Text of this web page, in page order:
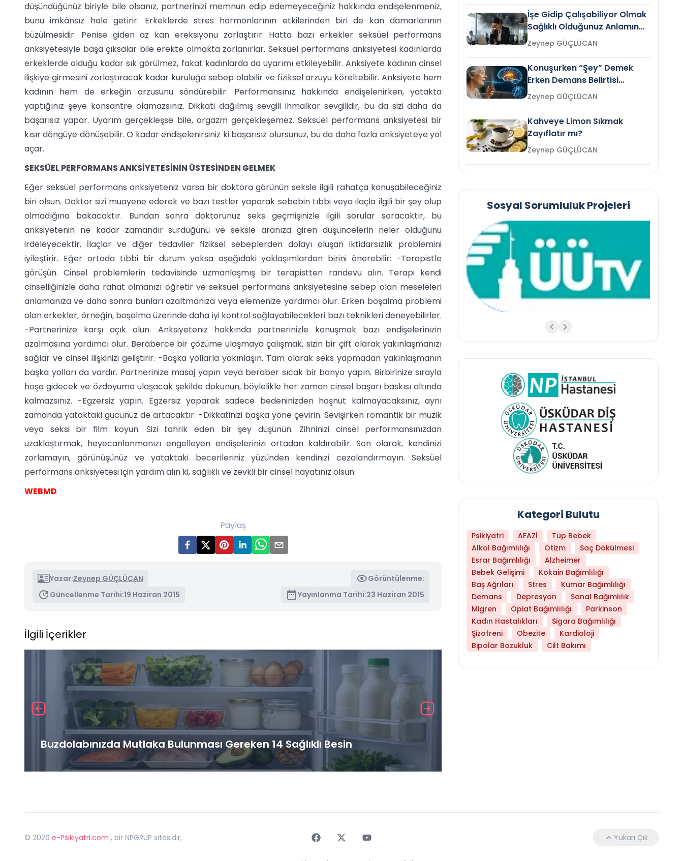
düşündüğünüz biriyle bile olsanız, partnerinizi memnun edip edemeyeceğiniz hakkında endişelenmeniz,
bunu imkânsız hale getirir. Erkeklerde stres hormonlarının etkilerinden biri de kan damarlarının
büzülmesidir. Penise giden az kan ereksiyonu zorlaştırır. Hatta bazı erkekler seksüel performans
anksiyetesiyle başa çıksalar bile erekte olmakta zorlanırlar. Seksüel performans anksiyetesi kadınlarda
erkeklerde olduğu kadar sık görülmez, fakat kadınlarda da uyarımı etkileyebilir. Anksiyete kadının cinsel
ilişkiye girmesini zorlaştıracak kadar kuruluğa sebep olabilir ve fiziksel arzuyu köreltebilir. Anksiyete hem
kadının hem de erkeğin arzusunu söndürebilir. Performansınız hakkında endişelenirken, yatakta
yaptığınız şeye konsantre olamazsınız. Dikkati dağılmış sevgili ihmalkar sevgilidir, bu da sizi daha da
başarısız yapar. Uyarım gerçekleşse bile, orgazm gerçekleşemez. Seksüel performans anksiyetesi bir
kısır döngüye dönüşebilir. O kadar endişelenirsiniz ki başarısız olursunuz, bu da daha fazla anksiyeteye yol
açar.
SEKSÜEL PERFORMANS ANKSİYETESİNİN ÜSTESİNDEN GELMEK
Eğer seksüel performans anksiyeteniz varsa bir doktora görünün seksle ilgili rahatça konuşabileceğiniz
biri olsun. Doktor sizi muayene ederek ve bazı testler yaparak sebebin tıbbi veya ilaçla ilgili bir şey olup
olmadığına bakacaktır. Bundan sonra doktorunuz seks geçmişinizle ilgili sorular soracaktır, bu
anksiyetenin ne kadar zamandır sürdüğünü ve seksle aranıza giren düşüncelerin neler olduğunu
irdeleyecektir. İlaçlar ve diğer tedaviler fiziksel sebeplerden dolayı oluşan iktidarsızlık problemini
iyileştirir. Eğer ortada tıbbi bir durum yoksa aşağıdaki yaklaşımlardan birini önerebilir: -Terapistle
görüşün. Cinsel problemlerin tedavisinde uzmanlaşmış bir terapistten randevu alın. Terapi kendi
cinselliğinizle daha rahat olmanızı öğretir ve seksüel performans anksiyetesine sebep olan meseleleri
anlamanıza ve daha sonra bunları azaltmanıza veya elemenize yardımcı olur. Erken boşalma problemi
olan erkekler, örneğin, boşalma üzerinde daha iyi kontrol sağlayabilecekleri bazı teknikleri deneyebilirler.
-Partnerinize karşı açık olun. Anksiyeteniz hakkında partnerinizle konuşmak bazı endişelerinizin
azalmasına yardımcı olur. Beraberce bir çözüme ulaşmaya çalışmak, sizin bir çift olarak yakınlaşmanızı
sağlar ve cinsel ilişkinizi geliştirir. -Başka yollarla yakınlaşın. Tam olarak seks yapmadan yakınlaşmanın
başka yolları da vardır. Partnerinize masaj yapın veya beraber sıcak bir banyo yapın. Birbirinize sırayla
hoşa gidecek ve özdoyuma ulaşacak şekilde dokunun, böylelikle her zaman cinsel başarı baskısı altında
kalmazsınız. -Egzersiz yapın. Egzersiz yaparak sadece bedeninizden hoşnut kalmayacaksınız, aynı
zamanda yataktaki gücünüz de artacaktır. -Dikkatinizi başka yöne çevirin. Sevişirken romantik bir müzik
veya seksi bir film koyun. Sizi tahrik eden bir şey düşünün. Zihninizi cinsel performansınızdan
uzaklaştırmak, heyecanlanmanızı engelleyen endişelerinizi ortadan kaldırabilir. Son olarak, kendinizi
zorlamayın, görünüşünüz ve yataktaki becerileriniz yüzünden kendinizi cezalandırmayın. Seksüel
performans anksiyetesi için yardım alın ki, sağlıklı ve zevkli bir cinsel hayatınız olsun.
WEBMD
Paylaş
Yazar:Zeynep GÜÇLÜCAN
Görüntülenme:
Güncellenme Tarihi:19 Haziran 2015 Yayınlanma Tarihi:23 Haziran 2015
İlgili İçerikler
Buzdolabınızda Mutlaka Bulunması Gereken 14 Sağlıklı Besin
İşe Gidip Çalışabiliyor Olmak
Sağlıklı Olduğunuz Anlamına
Gelir mi?Zeynep GÜÇLÜCAN
Konuşurken “Şey” Demek
Erken Demans Belirtisi
Olabilir mi?Zeynep GÜÇLÜCAN
Kahveye Limon Sıkmak
Zayıflatır mı?
Zeynep GÜÇLÜCAN
Sosyal Sorumluluk Projeleri
Kategori Bulutu
Psikiyatri AFAZİ
Tüp Bebek
Alkol Bağımlılığı
Otizm
Saç Dökülmesi
Esrar Bağımlılığı
Alzheimer
Bebek Gelişimi
Kokain Bağımlılığı
Baş Ağrıları
Stres
Kumar Bağımlılığı
Demans
Depresyon
Sanal Bağımlılık
Migren
Opiat Bağımlılığı
Parkinson
Kadın Hastalıkları
Sigara Bağımlılığı
Şizofreni
Obezite
Kardioloji
Bipolar Bozukluk
Cilt Bakımı
© 2026 e-Psikiyatri.com , bir NPGRUP sitesidir, Yukarı Çık